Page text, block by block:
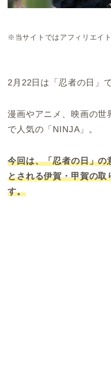
※当サイトではアフィリエイ
2月22日は「忍者の日」で
漫画やアニメ、映画の世
で人気の「NINJA」。
今回は、「忍者の日」の
とされる伊賀・甲賀の取
す。